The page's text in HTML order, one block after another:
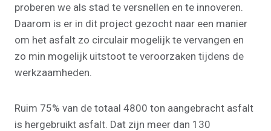
proberen we als stad te versnellen en te innoveren.
Daarom is er in dit project gezocht naar een manier
om het asfalt zo circulair mogelijk te vervangen en
zo min mogelijk uitstoot te veroorzaken tijdens de
werkzaamheden.
Ruim 75% van de totaal 4800 ton aangebracht asfalt
is hergebruikt asfalt. Dat zijn meer dan 130